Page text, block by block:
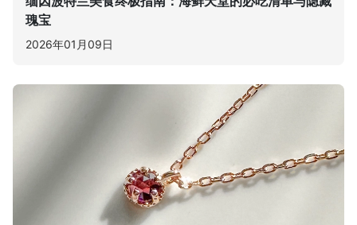
瑰宝
2026年01月09日